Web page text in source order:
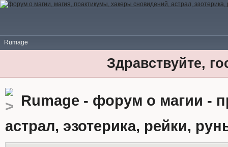
Rumage
Здравствуйте,
Rumage - форум о магии -
астрал, эзотерика, рейки,